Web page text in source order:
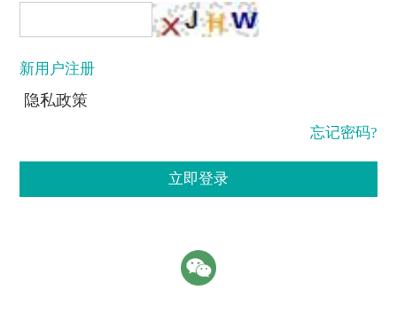
新用户注册
隐私政策
忘记密码?
立即登录